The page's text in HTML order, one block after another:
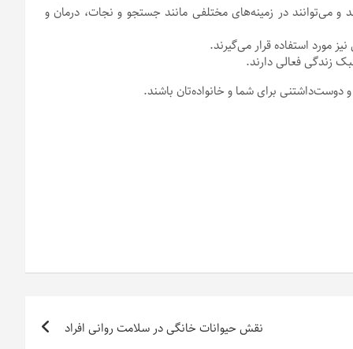
و می‌توانند در زمینه‌های مختلفی مانند جستجو و نجات، درمان و
مورد استفاده قرار می‌گیرند.
زندگی فعالی دارند.
دوست‌داشتنی برای شما و خانواده‌تان باشند.
نقش حیوانات خانگی در سلامت روانی افراد